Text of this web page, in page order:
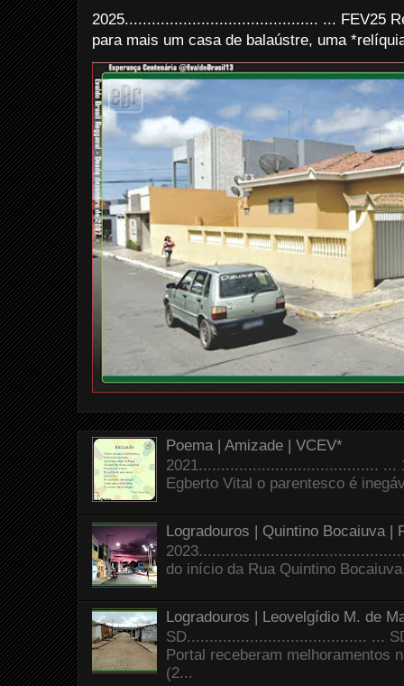
2025........................................... ... FEV25
para mais um casa de balaústre, uma
Poema | Amizade | VCEV*
2021........................................ ...
Egberto Vital o parentesco é
Logradouros | Quintino Bocaiuva |
do início da Rua Quintino
Logradouros | Leovelgídio M. de
SD........................................ ...
Portal receberam melhoramentos
(2...